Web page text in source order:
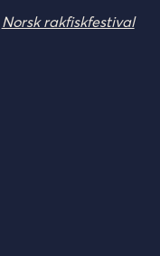
Norsk rakfiskfestival